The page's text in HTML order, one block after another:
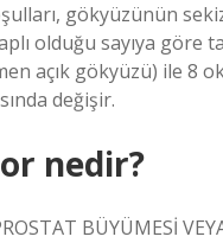
gökyüzünün
olduğu sayıya göre
açık gökyüzü) ile 8
değişir.
nedir?
BÜYÜMESİ